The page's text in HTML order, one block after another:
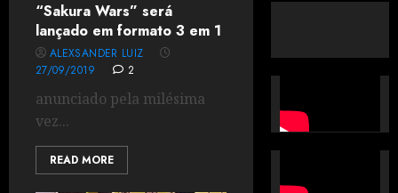
“Sakura Wars” será
lançado em formato 3 em 1
ALEXSANDER LUIZ
27/09/2019
2
anunciado pela milésima
vez...
READ MORE